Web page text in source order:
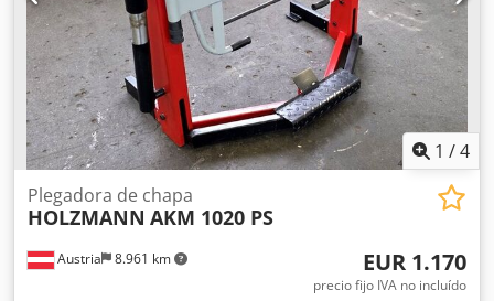
1 /4
Austria 8.961 km
Plegadora de chapa
HOLZMANN AKM 1020 PS
EUR 1.170
precio fijo IVA no incluído